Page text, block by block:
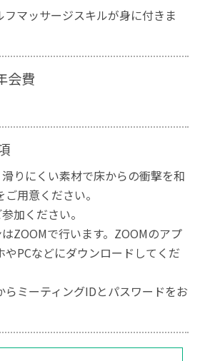
フマッサージスキルが身に付きま
会費
りにくい素材で床からの衝撃を和
用意ください。
加ください。
ZOOMで行います。ZOOMのアプ
やPCなどにダウンロードしてくだ
らミーティングIDとパスワードをお